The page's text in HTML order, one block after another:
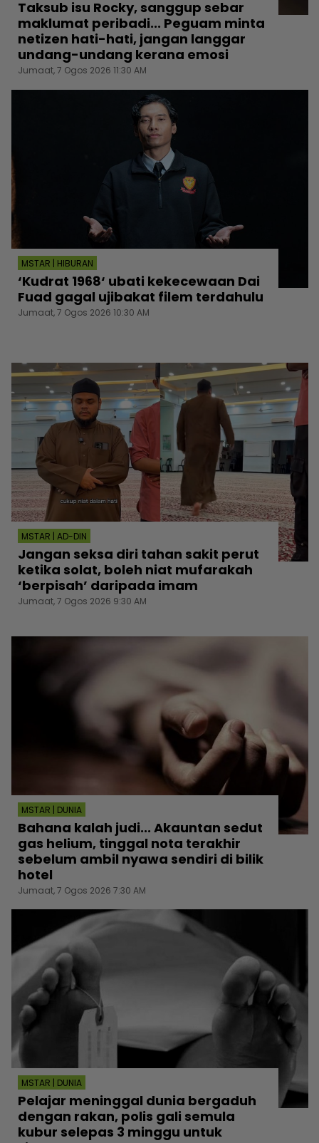
Taksub isu Rocky, sanggup sebar
maklumat peribadi... Peguam minta
netizen hati-hati, jangan langgar
undang-undang kerana emosi
Jumaat, 7 Ogos 2026 11:30 AM
MSTAR | HIBURAN
‘Kudrat 1968‘ ubati kekecewaan Dai
Fuad gagal ujibakat filem terdahulu
Jumaat, 7 Ogos 2026 10:30 AM
MSTAR | AD-DIN
Jangan seksa diri tahan sakit perut
ketika solat, boleh niat mufarakah
‘berpisah’ daripada imam
Jumaat, 7 Ogos 2026 9:30 AM
MSTAR | DUNIA
Bahana kalah judi... Akauntan sedut
gas helium, tinggal nota terakhir
sebelum ambil nyawa sendiri di bilik
hotel
Jumaat, 7 Ogos 2026 7:30 AM
MSTAR | DUNIA
Pelajar meninggal dunia bergaduh
dengan rakan, polis gali semula
kubur selepas 3 minggu untuk